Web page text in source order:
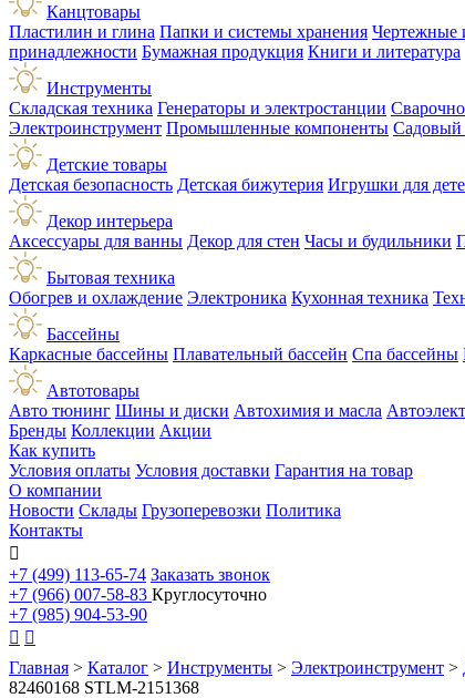
Канцтовары
Пластилин и глина Папки и системы хранения Чертежные
принадлежности Бумажная продукция Книги и литература
Инструменты
Складская техника Генераторы и электростанции
Электроинструмент Промышленные компоненты Садовый
Детские товары
Детская безопасность Детская бижутерия Игрушки для
Декор интерьера
Аксессуары для ванны Декор для стен Часы и будильники
Бытовая техника
Обогрев и охлаждение Электроника Кухонная техника
Бассейны
Каркасные бассейны Плавательный бассейн Спа бассейны
Автотовары
Авто тюнинг Шины и диски Автохимия и масла
Бренды Коллекции Акции
Как купить
Условия оплаты Условия доставки Гарантия на товар
О компании
Новости Склады Грузоперевозки Политика
Контакты

+7 (499) 113-65-74 Заказать звонок
+7 (966) 007-58-83 Круглосуточно
+7 (985) 904-53-90
 
Главная > Каталог > Инструменты > Электроинструмент >
82460168 STLM-2151368